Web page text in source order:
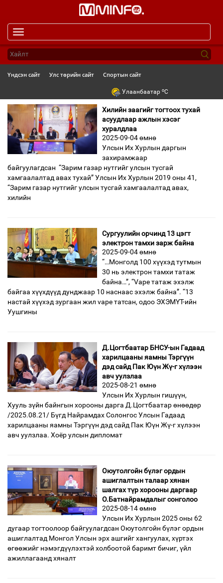
navigation
Үндсэн сайт Улс төрийн сайт Спортын сайт
Улаанбаатар oC
Хилийн заагийг тогтоох тухай
асуудлаар ажлын хэсэг
хуралдлаа
2025-09-04 өмнө
Улсын Их Хурлын даргын
захирамжаар
байгуулагдсан “Зарим газар нутгийг улсын тусгай
хамгаалалтад авах тухай” Улсын Их Хурлын 2019 оны 41,
“Зарим газар нутгийг улсын тусгай хамгаалалтад авах,
хилийн
Сургуулийн орчинд 13 цэгт
электрон тамхи зарж байна
2025-09-04 өмнө
“…Монголд 100 хүүхэд тутмын
30 нь электрон тамхи татаж
байна…”, “Vape татаж эхэлж
байгаа хүүхдүүд дунджаар 10 наснаас эхэлж байна”. “13
настай хүүхэд зургаан жил vape татсан, одоо ЭХЭМҮТ-ийн
Уушгины
Д.Цогтбаатар БНСУ-ын Гадаад
харилцааны яамны Тэргүүн
дэд сайд Пак Юүн Жү-г хүлээн
авч уулзлаа
2025-08-21 өмнө
Улсын Их Хурлын гишүүн,
Хууль зүйн байнгын хорооны дарга Д.Цогтбаатар өнөөдөр
/2025.08.21/ Бүгд Найрамдах Солонгос Улсын Гадаад
харилцааны яамны Тэргүүн дэд сайд Пак Юүн Жү-г хүлээн
авч уулзлаа. Хоёр улсын дипломат
Оюутолгойн бүлэг ордын
ашиглалтын талаар хянан
шалгах түр хорооны даргаар
О.Батнайрамдалыг сонголоо
2025-08-14 өмнө
Улсын Их Хурлын 2025 оны 62
дугаар тогтоолоор байгуулагдсан Оюутолгойн бүлэг ордын
ашиглалтад Монгол Улсын эрх ашгийг хангуулах, хүртэх
өгөөжийг нэмэгдүүлэхтэй холбоотой баримт бичиг, үйл
ажиллагаанд хяналт